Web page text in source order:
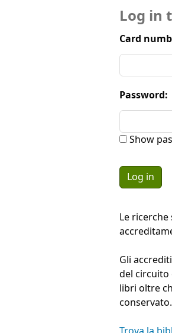
Log in
Card
Password:
Show
Le
Gli
del circuito
libri oltre
conservato.